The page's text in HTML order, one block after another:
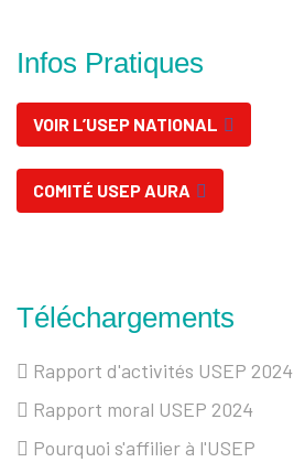
Infos Pratiques
VOIR L’USEP NATIONAL
COMITÉ USEP AURA
Téléchargements
Rapport d'activités USEP 2024
Rapport moral USEP 2024
Pourquoi s'affilier à l'USEP